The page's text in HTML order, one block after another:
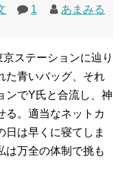
1
あまみる
ステーションに辿り
た青いバッグ、それ
ンでY氏と合流し、神
る。適当なネットカ
日は早くに寝てしま
は万全の体制で挑も